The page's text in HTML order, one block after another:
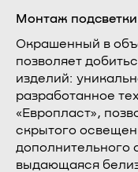
Монтаж подсветки
Окрашенный в
позволяет
изделий:
разработанное
«Европласт»,
скрытого
дополнительного
выдающаяся